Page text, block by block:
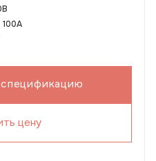
100А
цену